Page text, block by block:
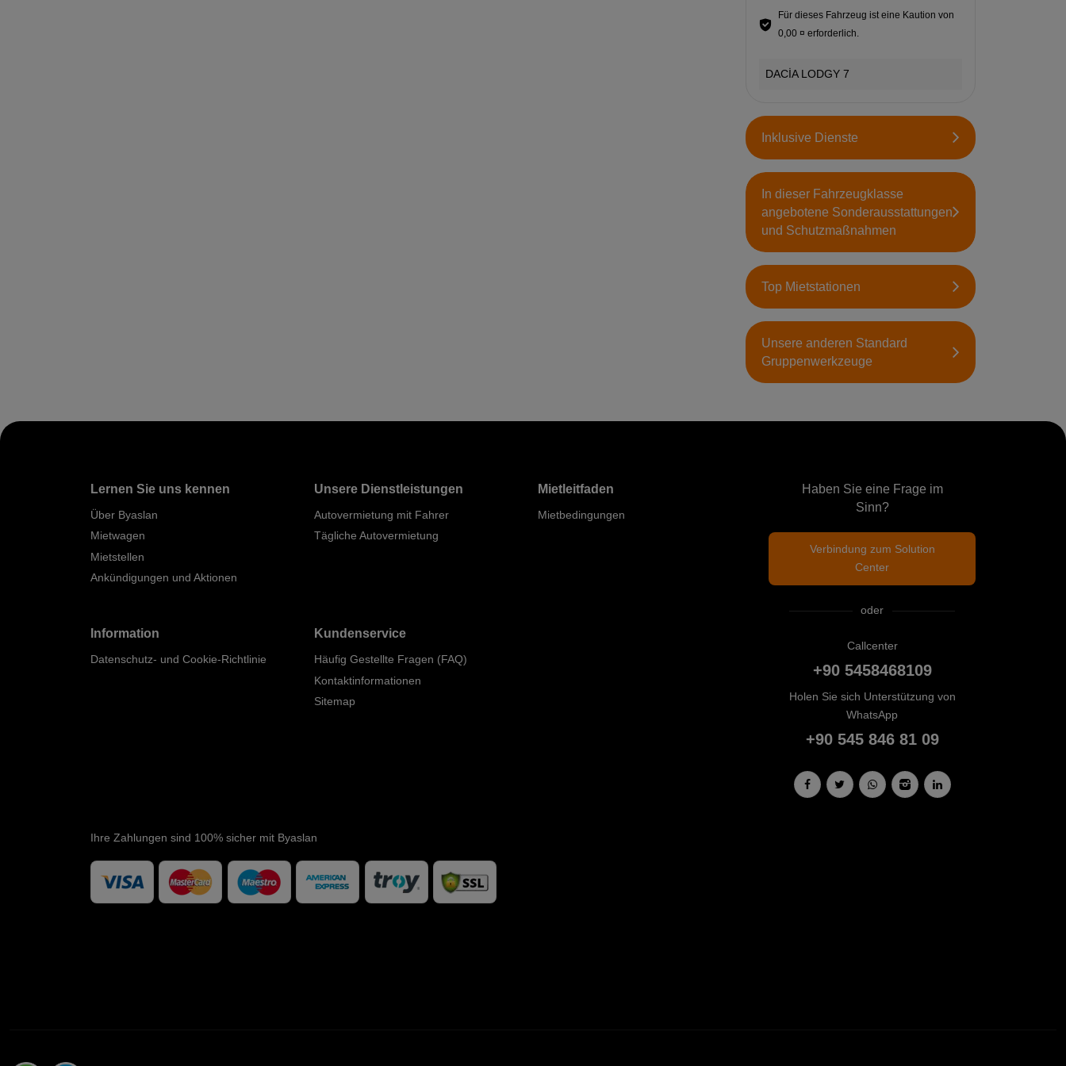
Für dieses Fahrzeug ist eine Kaution von
0,00 ¤ erforderlich.
DACİA LODGY 7
Inklusive Dienste
In dieser Fahrzeugklasse
angebotene Sonderausstattungen
und Schutzmaßnahmen
Top Mietstationen
Unsere anderen Standard
Gruppenwerkzeuge
Lernen Sie uns kennen
Über Byaslan
Mietwagen
Mietstellen
Ankündigungen und Aktionen
Unsere Dienstleistungen
Autovermietung mit Fahrer
Tägliche Autovermietung
Mietleitfaden
Mietbedingungen
Information
Datenschutz- und Cookie-Richtlinie
Kundenservice
Häufig Gestellte Fragen (FAQ)
Kontaktinformationen
Sitemap
Haben Sie eine Frage im
Sinn?
Verbindung zum Solution
Center
oder
Callcenter
+90 5458468109
Holen Sie sich Unterstützung von
WhatsApp
+90 545 846 81 09
Ihre Zahlungen sind 100% sicher mit Byaslan